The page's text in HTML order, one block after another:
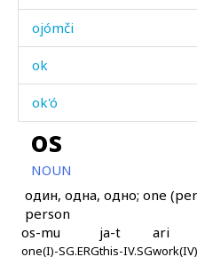
ojómči
ok
ok'ó
okɬ'
olħól
oq
oq
os
NOUN
один, одна, одно; one
person
os-mu
one(I)-SG.ERG
ja-t
this-IV.SG
ari